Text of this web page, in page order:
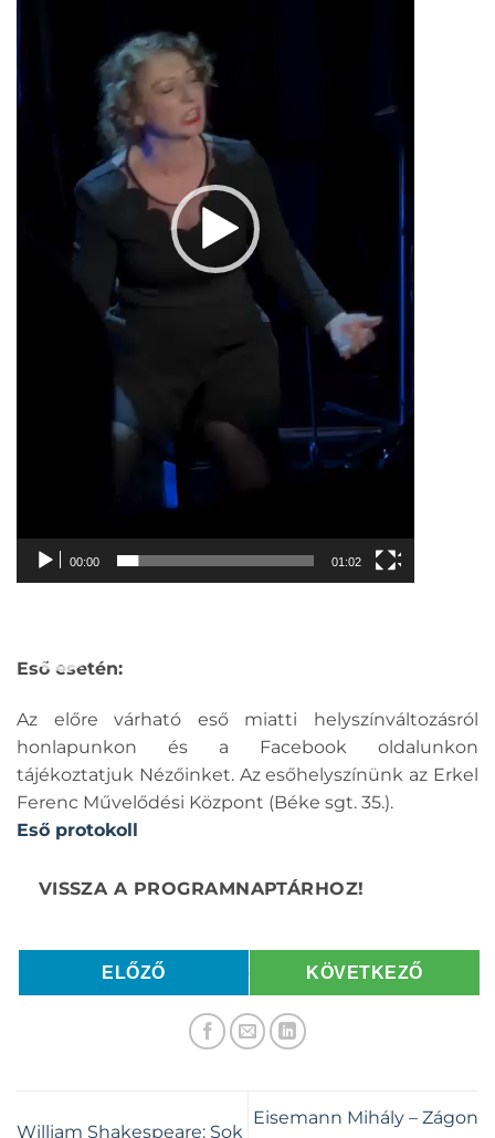
00:00 01:02
Eső esetén:
Az előre várható eső miatti helyszínváltozásról
honlapunkon és a Facebook oldalunkon
tájékoztatjuk Nézőinket. Az esőhelyszínünk az Erkel
Ferenc Művelődési Központ (Béke sgt. 35.).
Eső protokoll
ELŐZŐ KÖVETKEZŐ
William Shakespeare: Sok
Eisemann Mihály – Zágon